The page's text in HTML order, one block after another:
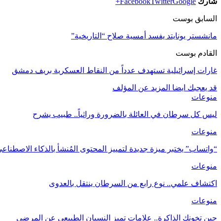
السابق بوست
مانشستر يونايتد يفسد أمسية صلاح “التاريخية”
القادم بوست
غارات إسرائيلية تستهدف عدداً من النقاط العسكرية بريف دمشق
قد يعجبك ايضا المزيد عن المؤلف
منوعات
ليس كل سرطان في العائلة بالضرورة وراثياً.. طبيب يشرح
منوعات
“واتساب” يختبر ميزة جديدة لتمييز المحتوى المُنشأ بالذكاء
منوعات
اكتشاف علمي.. نوع رابع من السرطان ينتقل بالعدوى
منوعات
حين تخونك الذاكرة.. علامات تميز النسيان الطبيعي عن المرضي